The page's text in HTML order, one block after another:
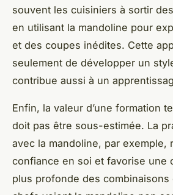
souvent les cuisiniers à sortir
en utilisant la mandoline pour
et des coupes inédites. Cette
seulement de développer un
contribue aussi à un
Enfin, la valeur d’une formation
doit pas être sous-estimée. La
avec la mandoline, par exemple,
confiance en soi et favorise une
plus profonde des combinaisons